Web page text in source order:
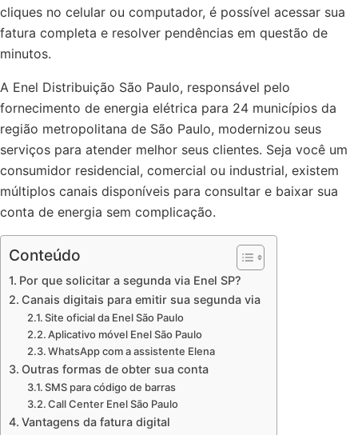
cliques no celular ou computador, é possível acessar sua
fatura completa e resolver pendências em questão de
minutos.
A Enel Distribuição São Paulo, responsável pelo
fornecimento de energia elétrica para 24 municípios da
região metropolitana de São Paulo, modernizou seus
serviços para atender melhor seus clientes. Seja você um
consumidor residencial, comercial ou industrial, existem
múltiplos canais disponíveis para consultar e baixar sua
conta de energia sem complicação.
Conteúdo
Por que solicitar a segunda via Enel SP?
Canais digitais para emitir sua segunda via
Site oficial da Enel São Paulo
Aplicativo móvel Enel São Paulo
WhatsApp com a assistente Elena
Outras formas de obter sua conta
SMS para código de barras
Call Center Enel São Paulo
Vantagens da fatura digital